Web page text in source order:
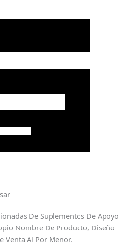
De Suplementos De Apoyo
Nombre De Producto, Diseño
Venta Al Por Menor.